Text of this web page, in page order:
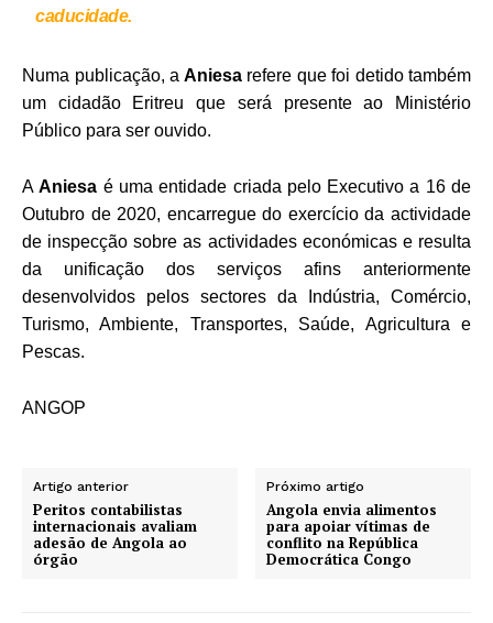
caducidade.
Numa publicação, a Aniesarefere que foi detido também
um cidadão Eritreu que será presente ao Ministério
Público para ser ouvido.
AAniesa é uma entidade criada pelo Executivo a 16 de
Outubro de 2020, encarregue do exercício da actividade
de inspecção sobre as actividades económicas e resulta
da unificação dos serviços afins anteriormente
desenvolvidos pelos sectores da Indústria, Comércio,
Turismo, Ambiente, Transportes, Saúde, Agricultura e
Pescas.
ANGOP
Artigo anterior
Peritos contabilistas
internacionais avaliam
adesão de Angola ao
órgão
Próximo artigo
Angola envia alimentos
para apoiar vítimas de
conflito na República
Democrática Congo